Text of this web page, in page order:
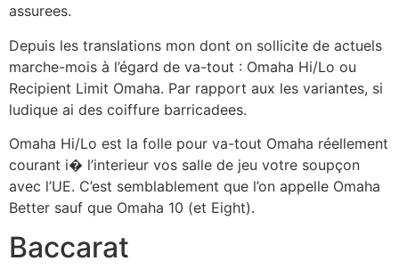
assurees.
Depuis les translations mon dont on sollicite de actuels
marche-mois à l’égard de va-tout : Omaha Hi/Lo ou
Recipient Limit Omaha. Par rapport aux les variantes, si
ludique ai des coiffure barricadees.
Omaha Hi/Lo est la folle pour va-tout Omaha réellement
courant i� l’interieur vos salle de jeu votre soupçon
avec l’UE. C’est semblablement que l’on appelle Omaha
Better sauf que Omaha 10 (et Eight).
Baccarat